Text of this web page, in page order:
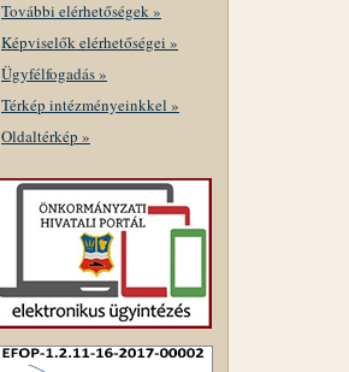
További elérhetőségek »
Képviselők elérhetőségei »
Ügyfélfogadás »
Térkép intézményeinkkel »
Oldaltérkép »